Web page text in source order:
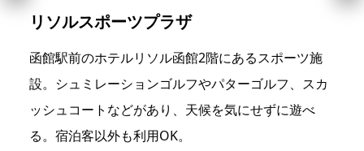
リソルスポーツプラザ
函館駅前のホテルリソル函館2階にあるスポーツ施
設。シュミレーションゴルフやパターゴルフ、スカ
ッシュコートなどがあり、天候を気にせずに遊べ
る。宿泊客以外も利用OK。